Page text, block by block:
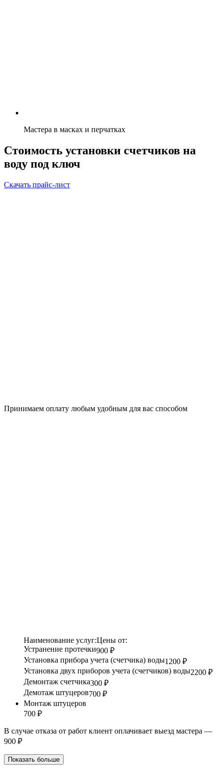
Мастера в масках и перчатках
Стоимость установки счетчиков на
воду под ключ
Скачать прайс-лист
Принимаем оплату любым удобным для вас способом
Наименование услуг:Цены от:
Устранение протечки900 ₽
Установка прибора учета (счетчика) воды1200 ₽
Установка двух приборов учета (счетчиков) воды2200 ₽
Демонтаж счетчика300 ₽
Демотаж штуцеров700 ₽
Монтаж штуцеров
700 ₽
В случае отказа от работ клиент оплачивает выезд мастера —
900 ₽
Показать больше